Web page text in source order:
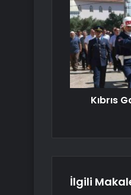
Kıbrıs
İlgili